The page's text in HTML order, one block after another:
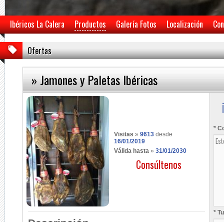
Ibéricos La Calera Productos Galería Fotos Localización
Ofertas
» Jamones y Paletas Ibéricas
Visitas » 9613 desde
16/01/2019
Válida hasta » 31/01/2030
Consúltenos
*
*